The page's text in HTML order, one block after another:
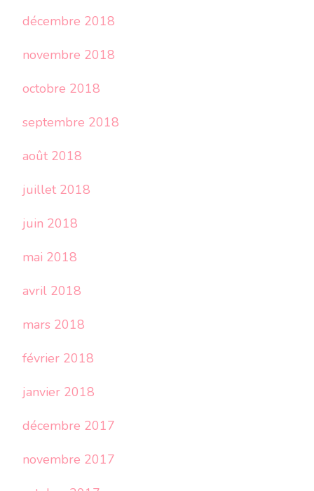
décembre 2018
novembre 2018
octobre 2018
septembre 2018
août 2018
juillet 2018
juin 2018
mai 2018
avril 2018
mars 2018
février 2018
janvier 2018
décembre 2017
novembre 2017